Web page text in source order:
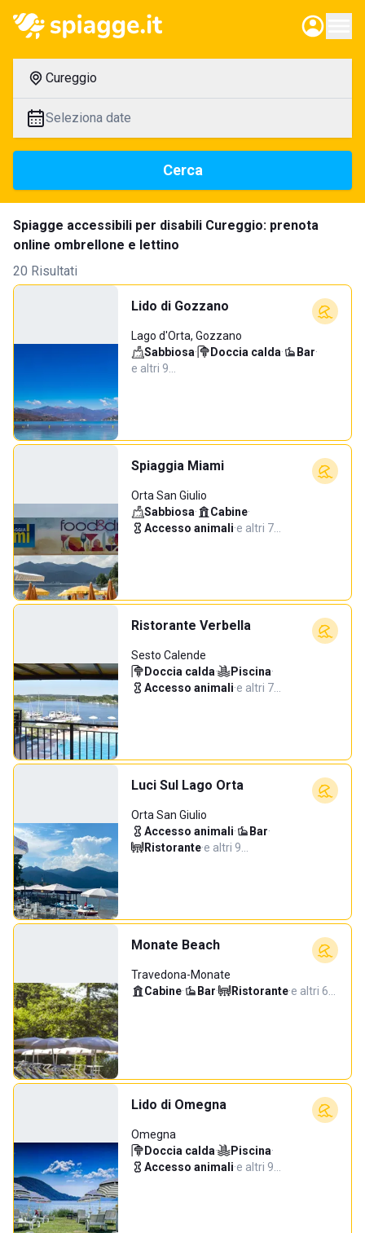
Cureggio
Seleziona date
Cerca
Spiagge accessibili per disabili Cureggio: prenota
online ombrellone e lettino
20 Risultati
Lido di Gozzano
Lago d'Orta, Gozzano
Sabbiosa· Doccia calda· Bar·
e altri 9…
Spiaggia Miami
Orta San Giulio
Sabbiosa· Cabine·
Accesso animali·e altri 7…
Ristorante Verbella
Sesto Calende
Doccia calda· Piscina·
Accesso animali·e altri 7…
Luci Sul Lago Orta
Orta San Giulio
Accesso animali· Bar·
Ristorante·e altri 9…
Monate Beach
Travedona-Monate
Cabine· Bar· Ristorante·e altri 6…
Lido di Omegna
Omegna
Doccia calda· Piscina·
Accesso animali·e altri 9…